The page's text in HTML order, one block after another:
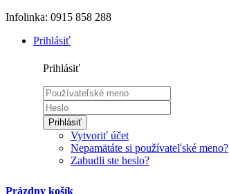
Infolinka: 0915 858 288
Prihlásiť
Prihlásiť
Prihlásiť
Vytvoriť účet
Nepamätáte si používateľské meno?
Zabudli ste heslo?
Prázdny košík